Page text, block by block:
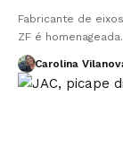
Fabricante de
ZF é
Carolina